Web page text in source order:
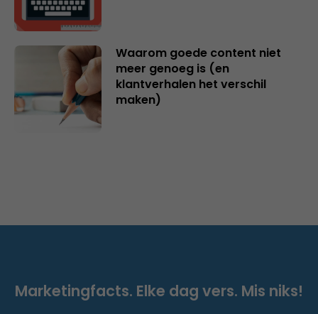
Waarom goede content niet
meer genoeg is (en
klantverhalen het verschil
maken)
Marketingfacts. Elke dag vers. Mis niks!